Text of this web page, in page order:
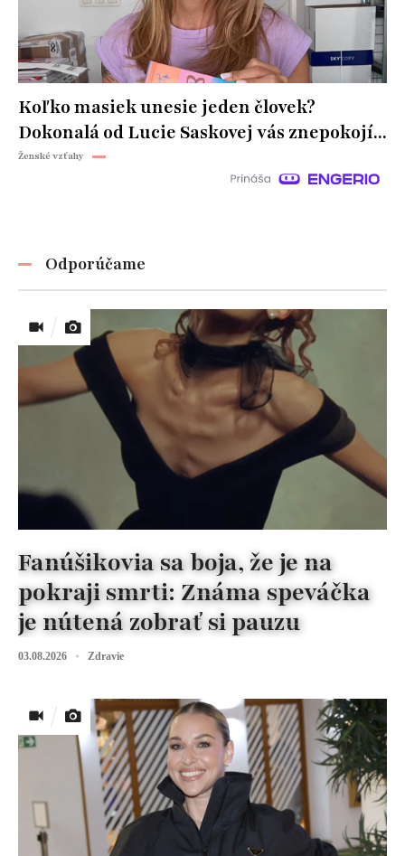
Koľko masiek unesie jeden človek?
Dokonalá od Lucie Saskovej vás znepokojí...
Ženské vzťahy
Odporúčame
Fanúšikovia sa boja, že je na
pokraji smrti: Známa speváčka
je nútená zobrať si pauzu
03.08.2026 Zdravie